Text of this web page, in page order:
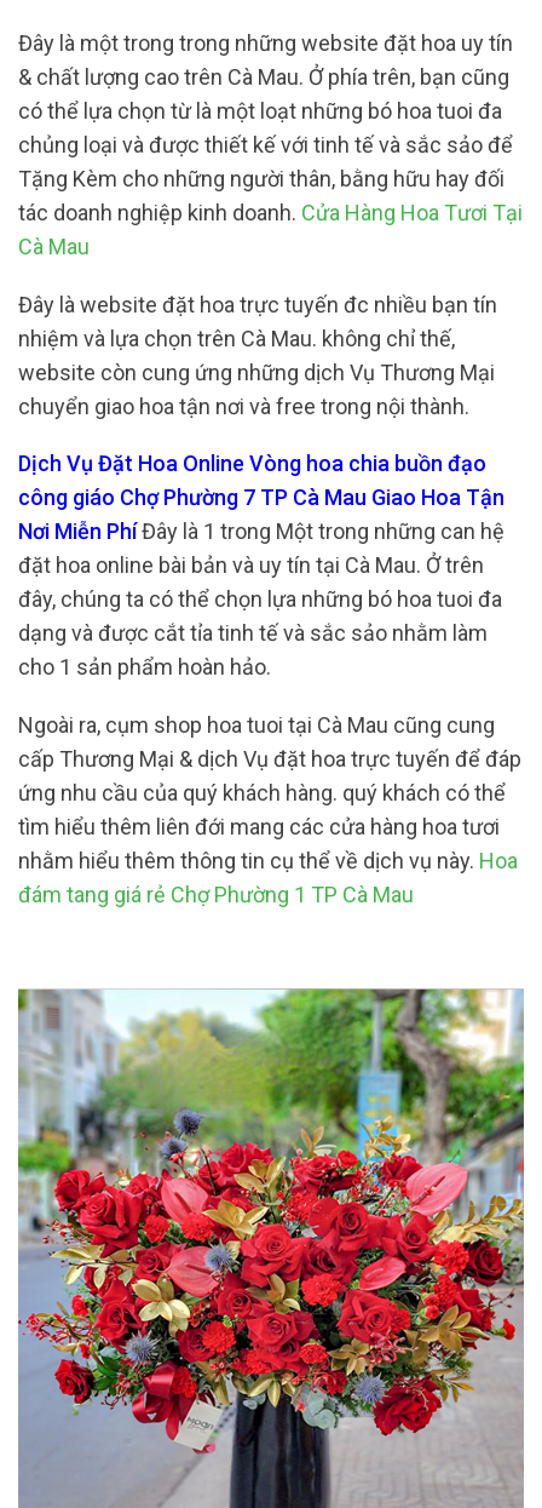
Đây là một trong trong những website đặt hoa uy tín
& chất lượng cao trên Cà Mau. Ở phía trên, bạn cũng
có thể lựa chọn từ là một loạt những bó hoa tuoi đa
chủng loại và được thiết kế với tinh tế và sắc sảo để
Tặng Kèm cho những người thân, bằng hữu hay đối
tác doanh nghiệp kinh doanh. Cửa Hàng Hoa Tươi Tại
Cà Mau
Đây là website đặt hoa trực tuyến đc nhiều bạn tín
nhiệm và lựa chọn trên Cà Mau. không chỉ thế,
website còn cung ứng những dịch Vụ Thương Mại
chuyển giao hoa tận nơi và free trong nội thành.
Dịch Vụ Đặt Hoa Online Vòng hoa chia buồn đạo
công giáo Chợ Phường 7 TP Cà Mau Giao Hoa Tận
Nơi Miễn PhíĐây là 1 trong Một trong những can hệ
đặt hoa online bài bản và uy tín tại Cà Mau. Ở trên
đây, chúng ta có thể chọn lựa những bó hoa tuoi đa
dạng và được cắt tỉa tinh tế và sắc sảo nhằm làm
cho 1 sản phẩm hoàn hảo.
Ngoài ra, cụm shop hoa tuoi tại Cà Mau cũng cung
cấp Thương Mại & dịch Vụ đặt hoa trực tuyến để đáp
ứng nhu cầu của quý khách hàng. quý khách có thể
tìm hiểu thêm liên đới mang các cửa hàng hoa tươi
nhằm hiểu thêm thông tin cụ thể về dịch vụ này. Hoa
đám tang giá rẻ Chợ Phường 1 TP Cà Mau